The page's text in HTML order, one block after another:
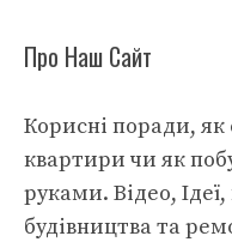
Про Наш Сайт
Корисні поради,
квартири чи як
руками. Відео,
будівництва та